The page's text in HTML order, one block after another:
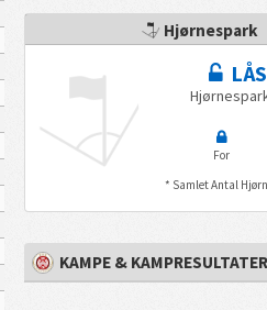
Hjørnespark
For
* Samlet Antal
KAMPE & KAMPRESULTATER